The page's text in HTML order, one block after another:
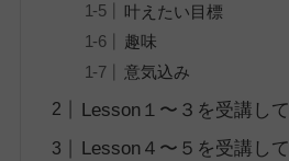
叶えたい目標
趣味
意気込み
Lesson１〜３を受講して
Lesson４〜５を受講して